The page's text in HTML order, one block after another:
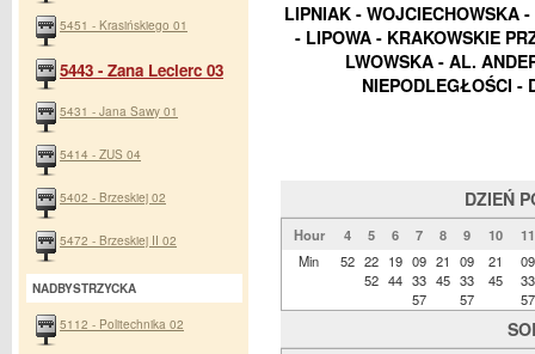
LIPNIAK - WOJCIECHOWSKA
- LIPOWA - KRAKOWSKIE
LWOWSKA - AL.
NIEPODLEGŁOŚCI -
DZIEŃ
Hour 4 5 6 7 8 9 10
11
Min
52 22
52
19
44
09
33
57
21
45
09
33
57
21
45
09
33
57
5451 - Krasińskiego 01
5443 - Zana Leclerc 03
5431 - Jana Sawy 01
5414 - ZUS 04
5402 - Brzeskiej 02
5472 - Brzeskiej II 02
NADBYSTRZYCKA
5112 - Politechnika 02